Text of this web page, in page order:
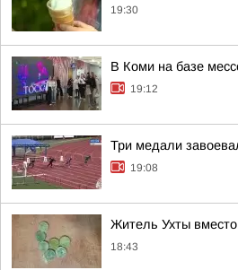
19:30
В Коми на базе
19:12
Три медали
19:08
Житель Ухты
18:43